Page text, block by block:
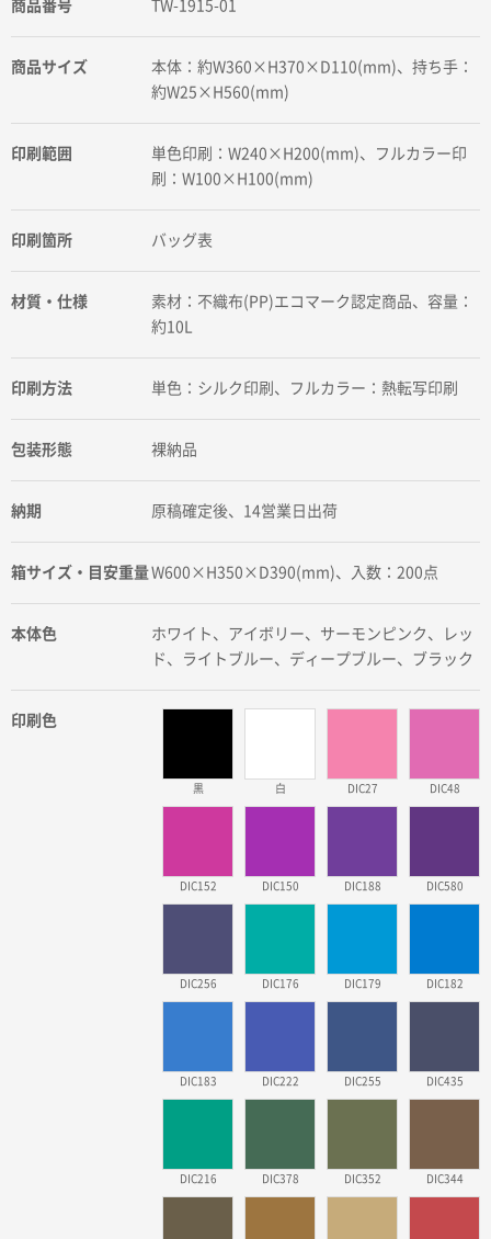
商品番号 TW-1915-01
商品サイズ
本体：約W360×H370×D110(mm)、持ち手：
約W25×H560(mm)
印刷範囲
単色印刷：W240×H200(mm)、フルカラー印
刷：W100×H100(mm)
印刷箇所 バッグ表
材質・仕様
素材：不織布(PP)エコマーク認定商品、容量：
約10L
印刷方法 単色：シルク印刷、フルカラー：熱転写印刷
包装形態 裸納品
納期 原稿確定後、14営業日出荷
箱サイズ・目安重量W600×H350×D390(mm)、入数：200点
本体色
ホワイト、アイボリー、サーモンピンク、レッ
ド、ライトブルー、ディープブルー、ブラック
印刷色
黒 白 DIC27 DIC48
DIC152 DIC150 DIC188 DIC580
DIC256 DIC176 DIC179 DIC182
DIC183 DIC222 DIC255 DIC435
DIC216 DIC378 DIC352 DIC344